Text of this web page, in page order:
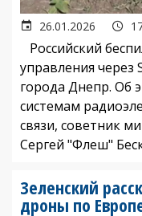
26.01.2026
Российский
управления через
города Днепр. Об
системам
связи, советник
Сергей "Флеш"
Зеленский
дроны по